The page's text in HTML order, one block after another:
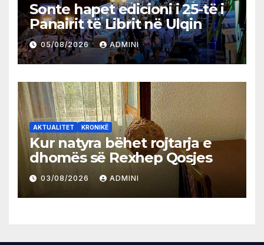
Sonte hapet edicioni i 25-të i
Panairit të Librit në Ulqin
05/08/2026 ADMINI
AKTUALITET KRONIKË
Kur natyra bëhet rojtarja e
dhomës së Rexhep Qosjes
03/08/2026 ADMINI